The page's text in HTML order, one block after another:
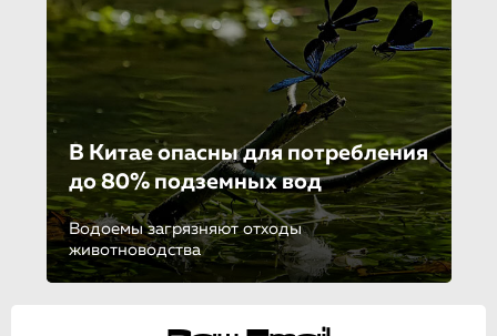
В Китае опасны для потребления
до 80% подземных вод
Водоемы загрязняют отходы
животноводства